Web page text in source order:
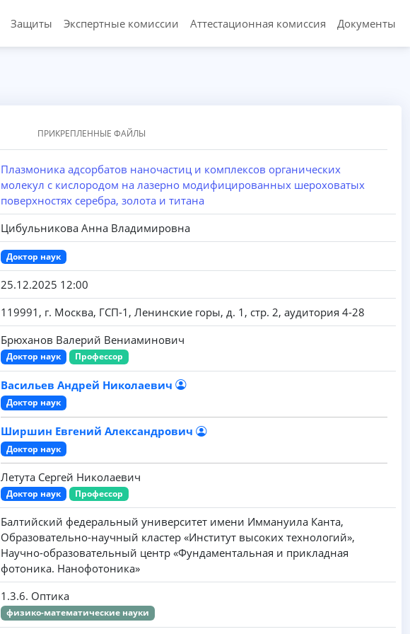
Защиты Экспертные комиссии Аттестационная комиссия Документы
ПРИКРЕПЛЕННЫЕ ФАЙЛЫ
Плазмоника адсорбатов наночастиц и комплексов органических
молекул с кислородом на лазерно модифицированных шероховатых
поверхностях серебра, золота и титана
Цибульникова Анна Владимировна
Доктор наук
25.12.2025 12:00
119991, г. Москва, ГСП-1, Ленинские горы, д. 1, стр. 2, аудитория 4-28
Брюханов Валерий Вениаминович
Доктор наук Профессор
Васильев Андрей Николаевич
Доктор наук
Ширшин Евгений Александрович
Доктор наук
Летута Сергей Николаевич
Доктор наук Профессор
Балтийский федеральный университет имени Иммануила Канта,
Образовательно-научный кластер «Институт высоких технологий»,
Научно-образовательный центр «Фундаментальная и прикладная
фотоника. Нанофотоника»
1.3.6. Оптика
физико-математические науки